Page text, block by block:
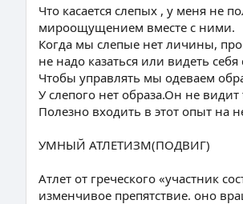
Что касается слепых , у меня не
мироощущением вместе с ними.
Когда мы слепые нет личины,
не надо казаться или видеть
Чтобы управлять мы одеваем
У слепого нет образа.Он не
Полезно входить в этот опыт на
УМНЫЙ АТЛЕТИЗМ(ПОДВИГ)
Атлет от греческого «участник
изменчивое препятствие. оно